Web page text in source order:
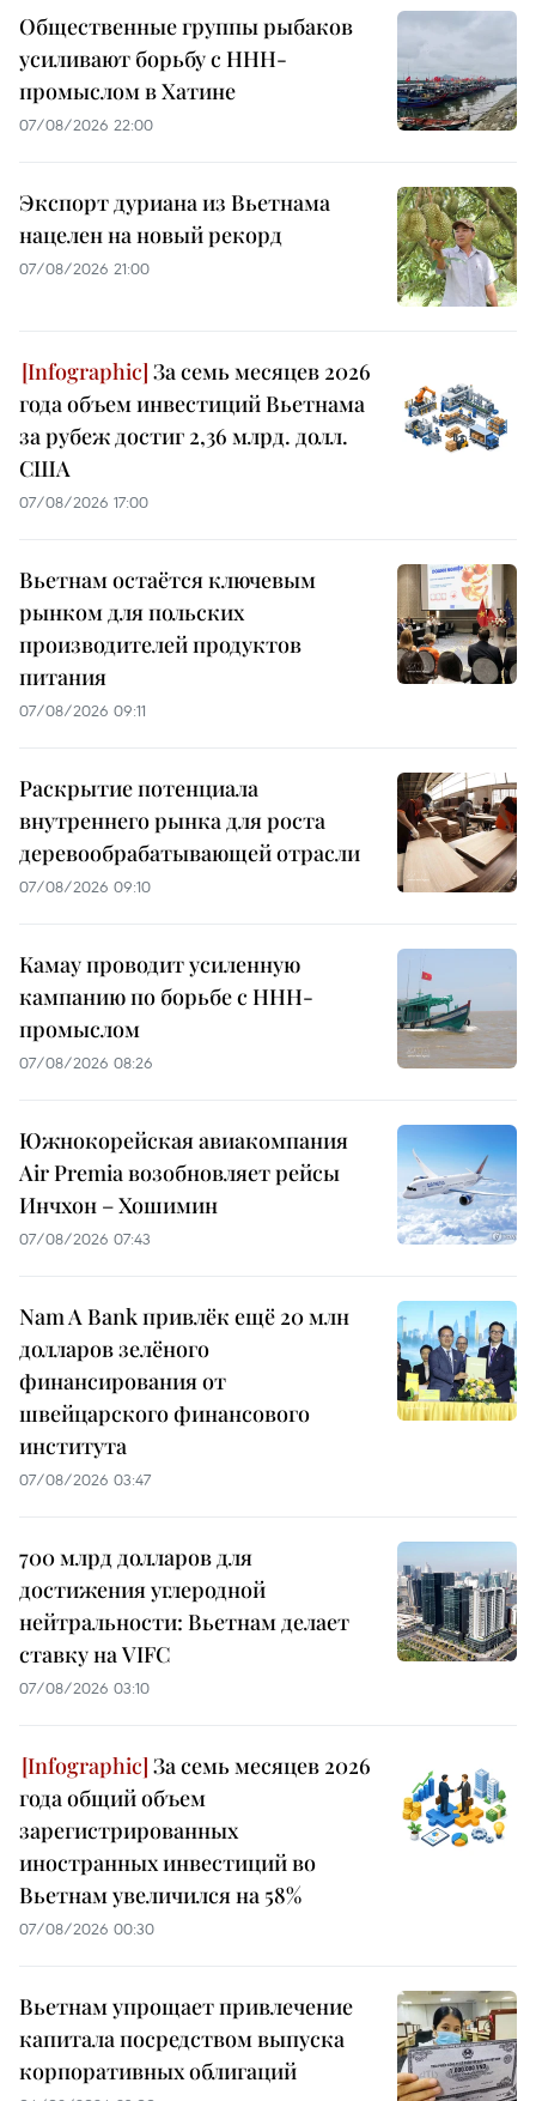
Общественные группы рыбаков
усиливают борьбу с ННН-
промыслом в Хатине
07/08/2026 22:00
Экспорт дуриана из Вьетнама
нацелен на новый рекорд
07/08/2026 21:00
За семь месяцев 2026
года объем инвестиций Вьетнама
за рубеж достиг 2,36 млрд. долл.
США
07/08/2026 17:00
Вьетнам остаётся ключевым
рынком для польских
производителей продуктов
питания
07/08/2026 09:11
Раскрытие потенциала
внутреннего рынка для роста
деревообрабатывающей отрасли
07/08/2026 09:10
Камау проводит усиленную
кампанию по борьбе с ННН-
промыслом
07/08/2026 08:26
Южнокорейская авиакомпания
Air Premia возобновляет рейсы
Инчхон – Хошимин
07/08/2026 07:43
Nam A Bank привлёк ещё 20 млн
долларов зелёного
финансирования от
швейцарского финансового
института
07/08/2026 03:47
700 млрд долларов для
достижения углеродной
нейтральности: Вьетнам делает
ставку на VIFC
07/08/2026 03:10
За семь месяцев 2026
года общий объем
зарегистрированных
иностранных инвестиций во
Вьетнам увеличился на 58%
07/08/2026 00:30
Вьетнам упрощает привлечение
капитала посредством выпуска
корпоративных облигаций